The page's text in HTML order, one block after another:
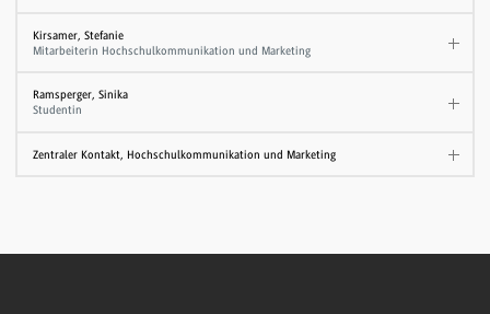
Kirsamer, Stefanie
Mitarbeiterin Hochschulkommunikation und Marketing
Ramsperger, Sinika
Studentin
Zentraler Kontakt, Hochschulkommunikation und Marketing